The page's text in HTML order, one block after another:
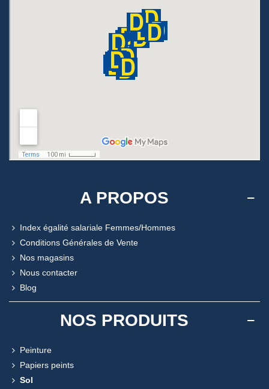
A PROPOS
Index égalité salariale Femmes/Hommes
Conditions Générales de Vente
Nos magasins
Nous contacter
Blog
NOS PRODUITS
Peinture
Papiers peints
Sol